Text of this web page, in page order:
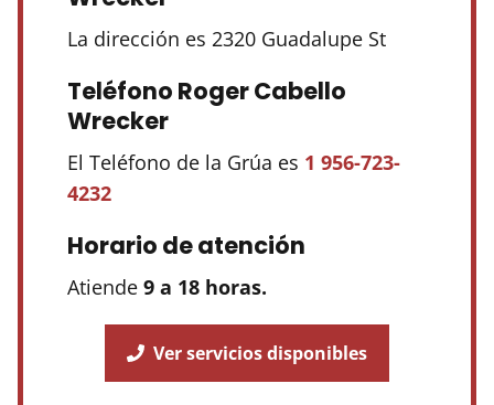
La dirección es 2320 Guadalupe St
Teléfono Roger Cabello
Wrecker
El Teléfono de la Grúa es 1 956-723-
4232
Horario de atención
Atiende 9 a 18 horas.
Ver servicios disponibles